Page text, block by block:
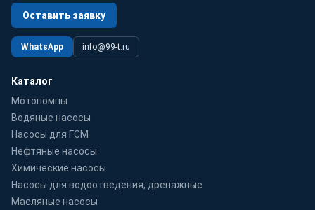
Оставить заявку
WhatsApp info@99-t.ru
Каталог
Мотопомпы
Водяные насосы
Насосы для ГСМ
Нефтяные насосы
Химические насосы
Насосы для водоотведения, дренажные
Масляные насосы